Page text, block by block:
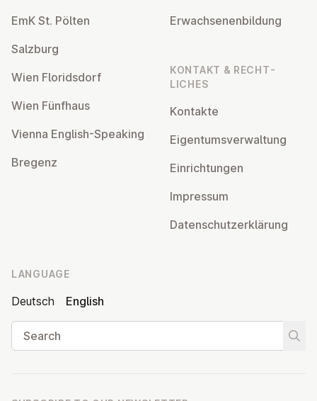
EmK St. Pölten
Salzburg
Wien Flor­idsdorf
Wien Fünfhaus
Vienna English-Speaking
Bregenz
Er­wach­sen­en­bildung
KONTAKT & RECHT­
LICHES
Kontakte
Ei­gentums­ver­wal­tung
Ein­rich­tun­gen
Impressum
Datens­chutzerklärung
LANGUAGE
Deutsch
English
Search